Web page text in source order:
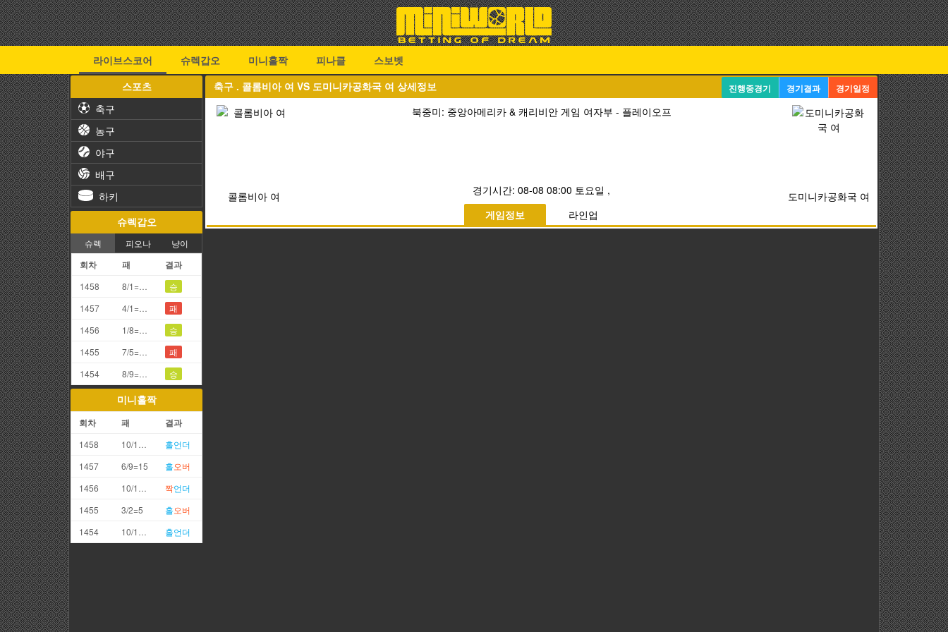
라이브스코어 슈렉갑오 미니홀짝 피나클
스보벳
스포츠
축구
농구
야구
배구
하키
슈렉갑오
슈렉 피오나 냥이
회차 패 결과
1458 8/1=9끗(갑오)
승
1457
4/1=5끗
패
1456
1/8=9끗(갑오)
승
1455
7/5=2끗
패
1454
8/9=7끗 승
미니홀짝
회차 패 결과
1458 10/1=11 홀언더
1457
6/9=15 홀오버
1456
10/10=20 짝언더
1455
3/2=5 홀오버
1454
10/1=11 홀언더
축구 . 콜롬비아 여 VS 도미니카공화국 여 상세정보 진행중경기 경기결과 경기일정
콜롬비아 여
북중미: 중앙아메리카 & 캐리비안 게임 여자부 - 플레이오프
경기시간:08-08 08:00 토요일 ,
도미니카공화국 여
게임정보
라인업